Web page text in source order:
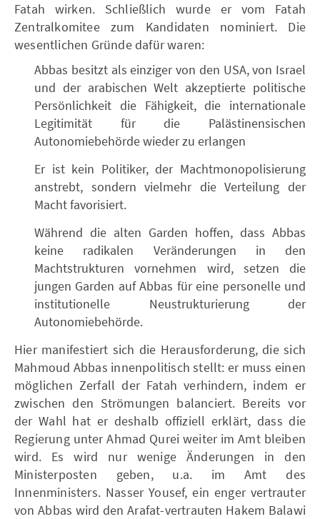
Fatah wirken. Schließlich wurde er vom Fatah
Zentralkomitee zum Kandidaten nominiert. Die
wesentlichen Gründe dafür waren:
Abbas besitzt als einziger von den USA, von Israel
und der arabischen Welt akzeptierte politische
Persönlichkeit die Fähigkeit, die internationale
Legitimität für die Palästinensischen
Autonomiebehörde wieder zu erlangen
Er ist kein Politiker, der Machtmonopolisierung
anstrebt, sondern vielmehr die Verteilung der
Macht favorisiert.
Während die alten Garden hoffen, dass Abbas
keine radikalen Veränderungen in den
Machtstrukturen vornehmen wird, setzen die
jungen Garden auf Abbas für eine personelle und
institutionelle Neustrukturierung der
Autonomiebehörde.
Hier manifestiert sich die Herausforderung, die sich
Mahmoud Abbas innenpolitisch stellt: er muss einen
möglichen Zerfall der Fatah verhindern, indem er
zwischen den Strömungen balanciert. Bereits vor
der Wahl hat er deshalb offiziell erklärt, dass die
Regierung unter Ahmad Qurei weiter im Amt bleiben
wird. Es wird nur wenige Änderungen in den
Ministerposten geben, u.a. im Amt des
Innenministers. Nasser Yousef, ein enger vertrauter
von Abbas wird den Arafat-vertrauten Hakem Balawi